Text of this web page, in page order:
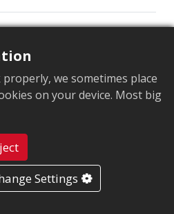
we sometimes place
on your device. Most big
Settings